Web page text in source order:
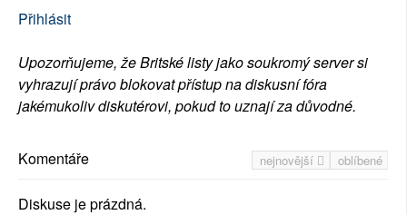
Přihlásit
Upozorňujeme, že Britské listy jako soukromý server si
vyhrazují právo blokovat přístup na diskusní fóra
jakémukoliv diskutérovi, pokud to uznají za důvodné.
nejnovější oblíbené
Komentáře
Diskuse je prázdná.